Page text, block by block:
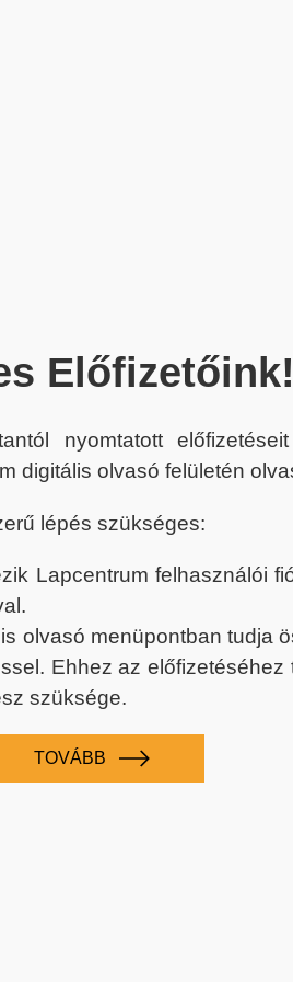
Előfizetőink!
nyomtatott
digitális olvasó felületén
lépés szükséges:
Lapcentrum felhasználói
olvasó menüpontban tudja
Ehhez az
szüksége.
TOVÁBB